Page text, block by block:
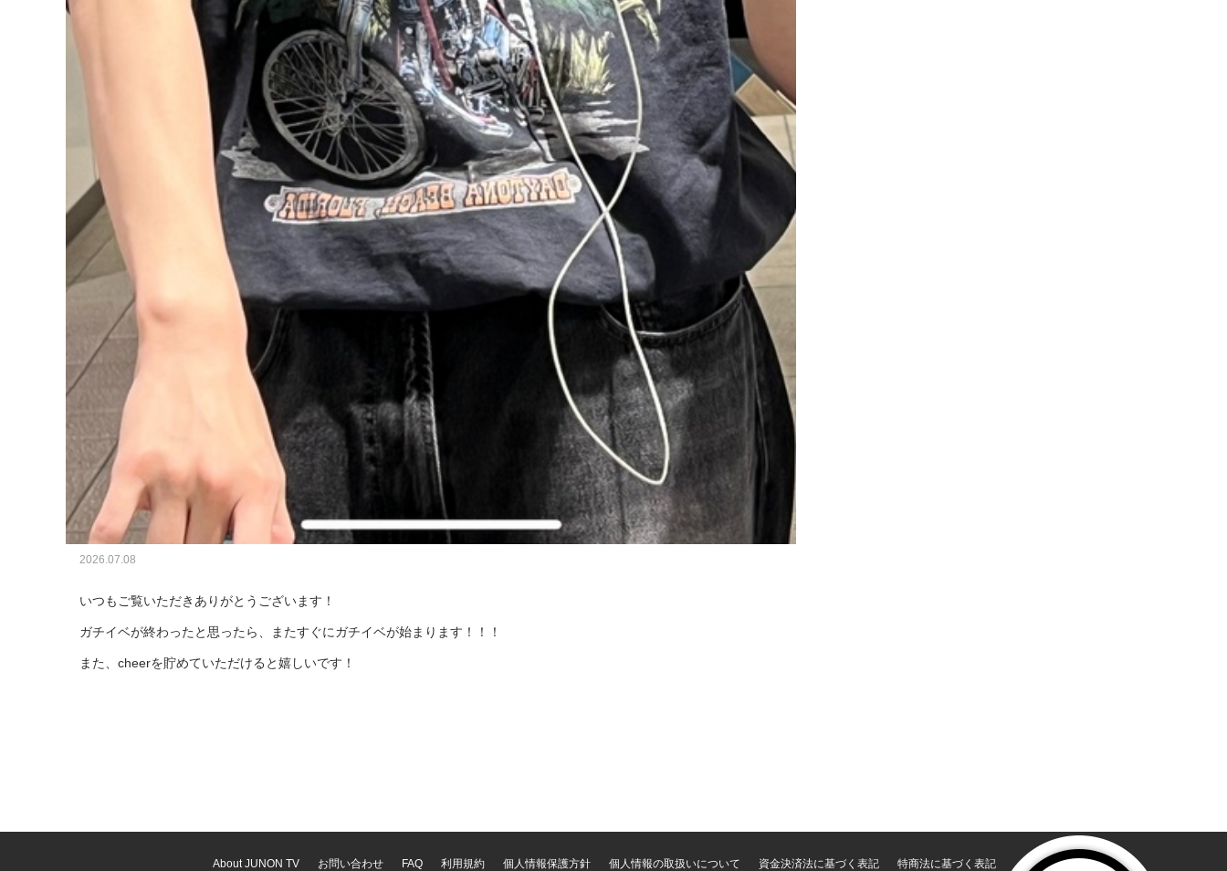
2026.07.08
いつもご覧いただきありがとうございます！
ガチイベが終わったと思ったら、またすぐにガチイベが始まります！！！
また、cheerを貯めていただけると嬉しいです！
About JUNON TV お問い合わせ FAQ 利用規約 個人情報保護方針 個人情報の取扱いについて 資金決済法に基づく表記 特商法に基づく表記